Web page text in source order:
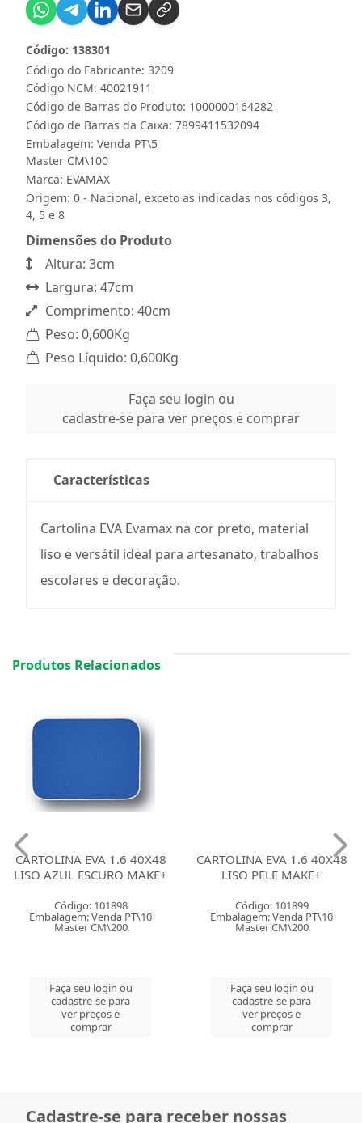
Código do Fabricante: 3209
Código: 138301
Código NCM: 40021911
Código de Barras do Produto: 1000000164282
Código de Barras da Caixa: 7899411532094
Embalagem: Venda PT\5
Master CM\100
Marca: EVAMAX
Origem: 0 - Nacional, exceto as indicadas nos códigos 3,
4, 5 e 8
Dimensões do Produto
Altura: 3cm
Largura: 47cm
Comprimento: 40cm
Peso: 0,600Kg
Peso Líquido: 0,600Kg
Faça seu login ou
cadastre-se para ver preços e comprar
Características
Cartolina EVA Evamax na cor preto, material
liso e versátil ideal para artesanato, trabalhos
escolares e decoração.
Produtos Relacionados
CARTOLINA EVA 1.6 40X48
LISO AZUL ESCURO MAKE+
Código: 101898
Embalagem: Venda PT\10
Master CM\200
Faça seu login ou
cadastre-se para
ver preços e
comprar
CARTOLINA EVA 1.6 40X48
LISO PELE MAKE+
Código: 101899
Embalagem: Venda PT\10
Master CM\200
Faça seu login ou
cadastre-se para
ver preços e
comprar
Cadastre-se para receber nossas